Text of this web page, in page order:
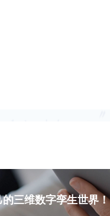
三维数字孪生世界！